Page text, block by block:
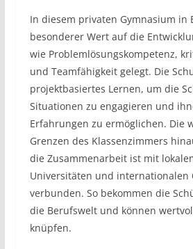
In diesem privaten Gymnasium in
besonderer Wert auf die
wie Problemlösungskompetenz,
und Teamfähigkeit gelegt. Die
projektbasiertes Lernen, um die
Situationen zu engagieren und
Erfahrungen zu ermöglichen. Die
Grenzen des Klassenzimmers
die Zusammenarbeit ist mit
Universitäten und internationalen
verbunden. So bekommen die
die Berufswelt und können
knüpfen.